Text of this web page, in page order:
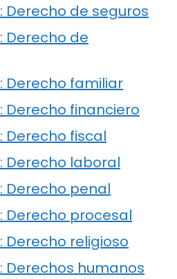
de seguros
de
familiar
financiero
fiscal
laboral
penal
procesal
religioso
humanos